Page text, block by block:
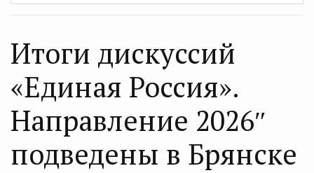
Итоги дискуссий
«Единая Россия».
Направление 2026″
подведены в Брянске